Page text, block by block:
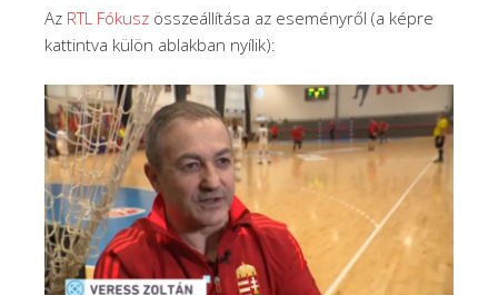
Az RTL Fókusz összeállítása az eseményről (a képre
kattintva külön ablakban nyílik):